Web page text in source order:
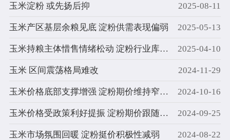
玉米淀粉 或先扬后抑 2025-08-11
玉米产区基层余粮见底 淀粉供需表现偏弱 2025-05-13
玉米持粮主体惜售情绪松动 淀粉行业库存维持高位 2025-04-10
玉米 区间震荡格局难改 2024-11-29
玉米价格底部支撑增强 淀粉期价维持窄幅震荡 2024-10-16
玉米价格受政策利好提振 淀粉期价跟随同步收涨 2024-09-25
玉米市场氛围回暖 淀粉挺价积极性减弱 2024-08-22